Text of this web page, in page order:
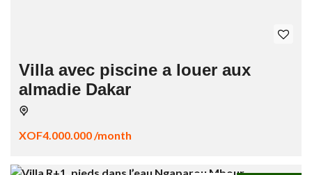
Villa avec piscine a louer aux
almadie Dakar
XOF4.000.000 /month